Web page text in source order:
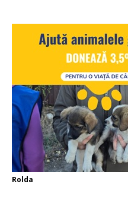
Rolda